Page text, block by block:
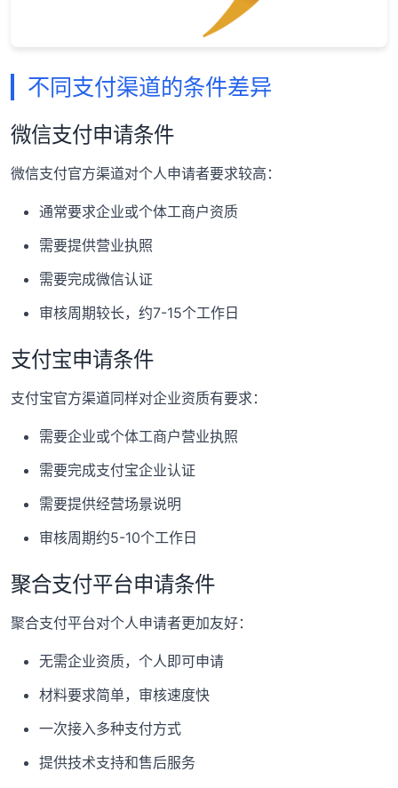
不同支付渠道的条件差异
微信支付申请条件
微信支付官方渠道对个人申请者要求较高：
通常要求企业或个体工商户资质
需要提供营业执照
需要完成微信认证
审核周期较长，约7-15个工作日
支付宝申请条件
支付宝官方渠道同样对企业资质有要求：
需要企业或个体工商户营业执照
需要完成支付宝企业认证
需要提供经营场景说明
审核周期约5-10个工作日
聚合支付平台申请条件
聚合支付平台对个人申请者更加友好：
无需企业资质，个人即可申请
材料要求简单，审核速度快
一次接入多种支付方式
提供技术支持和售后服务